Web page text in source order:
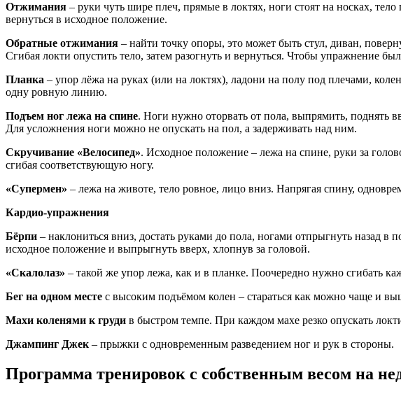
Отжимания – руки чуть шире плеч, прямые в локтях, ноги стоят на носках,
вернуться в исходное положение.
Обратные отжимания – найти точку опоры, это может быть стул, диван,
Сгибая локти опустить тело, затем разогнуть и вернуться. Чтобы упражнение
Планка – упор лёжа на руках (или на локтях), ладони на полу под плечами,
одну ровную линию.
Подъем ног лежа на спине. Ноги нужно оторвать от пола, выпрямить, поднять
Для усложнения ноги можно не опускать на пол, а задерживать над ним.
Скручивание «Велосипед». Исходное положение – лежа на спине, руки за
сгибая соответствующую ногу.
«Супермен» – лежа на животе, тело ровное, лицо вниз. Напрягая спину,
Кардио-упражнения
Бёрпи – наклониться вниз, достать руками до пола, ногами отпрыгнуть назад
исходное положение и выпрыгнуть вверх, хлопнув за головой.
«Скалолаз» – такой же упор лежа, как и в планке. Поочередно нужно сгибать
Бег на одном месте с высоким подъёмом колен – стараться как можно чаще и
Махи коленями к груди в быстром темпе. При каждом махе резко опускать
Джампинг Джек – прыжки с одновременным разведением ног и рук в стороны.
Программа тренировок с собственным весом на